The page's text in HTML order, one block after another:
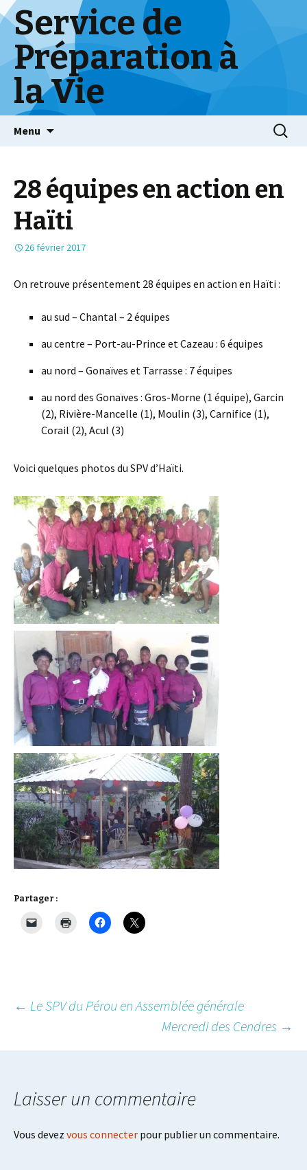
Service de
Préparation à
la Vie
Menu
28 équipes en action en
Haïti
26 février 2017
On retrouve présentement 28 équipes en action en Haïti :
au sud – Chantal – 2 équipes
au centre – Port-au-Prince et Cazeau : 6 équipes
au nord – Gonaïves et Tarrasse : 7 équipes
au nord des Gonaïves : Gros-Morne (1 équipe), Garcin
(2), Rivière-Mancelle (1), Moulin (3), Carnifice (1),
Corail (2), Acul (3)
Voici quelques photos du SPV d’Haïti.
Partager :
Post
navigation
← Le SPV du Pérou en Assemblée générale
Mercredi des Cendres →
Laisser un commentaire
Vous devez vous connecter pour publier un commentaire.